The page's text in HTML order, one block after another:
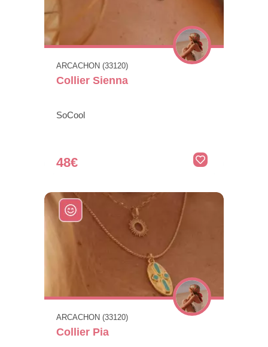
ARCACHON (33120)
Collier Sienna
SoCool
48€
ARCACHON (33120)
Collier Pia